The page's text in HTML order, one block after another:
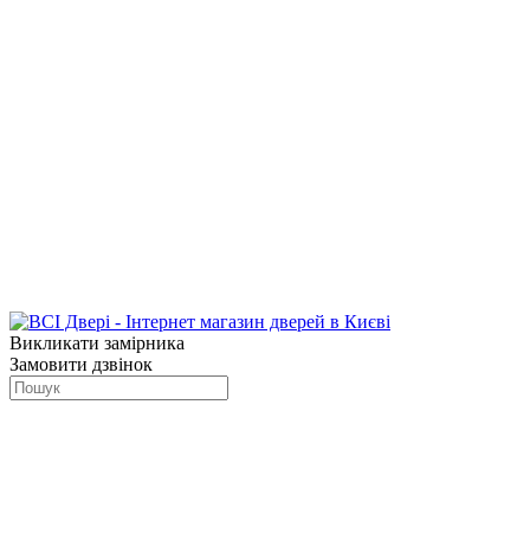
Викликати замірника
Замовити дзвінок